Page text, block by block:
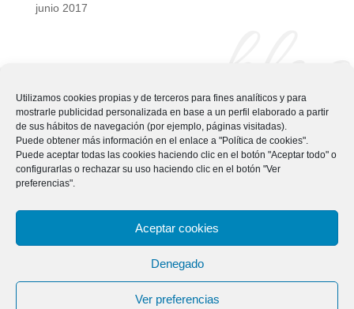
Utilizamos cookies propias y de terceros para fines analíticos y para
mostrarle publicidad personalizada en base a un perfil elaborado a partir
de sus hábitos de navegación (por ejemplo, páginas visitadas).
Puede obtener más información en el enlace a "Política de cookies".
Puede aceptar todas las cookies haciendo clic en el botón "Aceptar todo" o
configurarlas o rechazar su uso haciendo clic en el botón "Ver
preferencias".
Aceptar cookies
Denegado
Ver preferencias
junio 2017
blog
© 2026 Todos los derechos reservados